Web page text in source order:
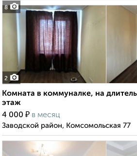
8
2
Комната в коммуналке, на
этаж
4 000 ₽ в месяц
Заводской район, Комсомольская 77